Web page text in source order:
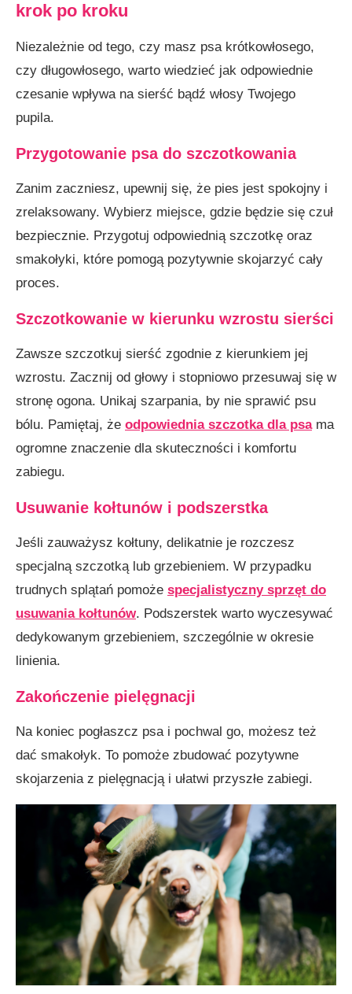
Jakie szczotki są odpowiednie dla psów
krok po kroku
Niezależnie od tego, czy masz psa krótkowłosego,
czy długowłosego, warto wiedzieć jak odpowiednie
czesanie wpływa na sierść bądź włosy Twojego
pupila.
Przygotowanie psa do szczotkowania
Zanim zaczniesz, upewnij się, że pies jest spokojny i
zrelaksowany. Wybierz miejsce, gdzie będzie się czuł
bezpiecznie. Przygotuj odpowiednią szczotkę oraz
smakołyki, które pomogą pozytywnie skojarzyć cały
proces.
Szczotkowanie w kierunku wzrostu sierści
Zawsze szczotkuj sierść zgodnie z kierunkiem jej
wzrostu. Zacznij od głowy i stopniowo przesuwaj się w
stronę ogona. Unikaj szarpania, by nie sprawić psu
bólu. Pamiętaj, że odpowiednia szczotka dla psama
ogromne znaczenie dla skuteczności i komfortu
zabiegu.
Usuwanie kołtunów i podszerstka
Jeśli zauważysz kołtuny, delikatnie je rozczesz
specjalną szczotką lub grzebieniem. W przypadku
trudnych splątań pomoże specjalistyczny sprzęt do
usuwania kołtunów. Podszerstek warto wyczesywać
dedykowanym grzebieniem, szczególnie w okresie
linienia.
Zakończenie pielęgnacji
Na koniec pogłaszcz psa i pochwal go, możesz też
dać smakołyk. To pomoże zbudować pozytywne
skojarzenia z pielęgnacją i ułatwi przyszłe zabiegi.